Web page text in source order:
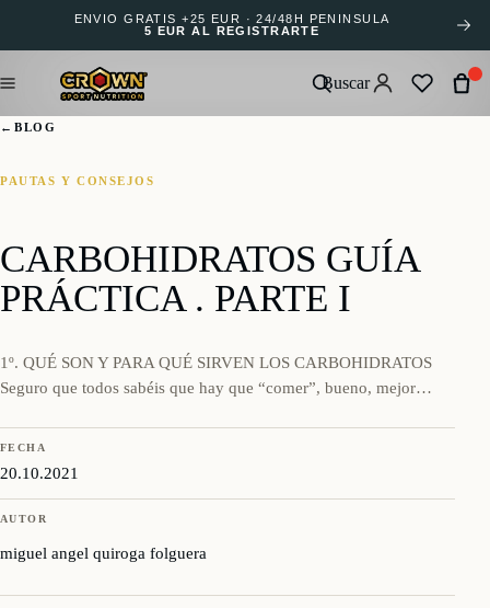
ENVÍO GRATIS +25 EUR · 24/48H PENÍNSULA
5 EUR AL REGISTRARTE
Buscar
← BLOG
PAUTAS Y CONSEJOS
CARBOHIDRATOS GUÍA
PRÁCTICA . PARTE I
1º. QUÉ SON Y PARA QUÉ SIRVEN LOS CARBOHIDRATOS
Seguro que todos sabéis que hay que “comer”, bueno, mejor…
FECHA
20.10.2021
AUTOR
miguel angel quiroga folguera